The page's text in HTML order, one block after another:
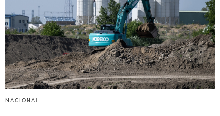
NACIONAL